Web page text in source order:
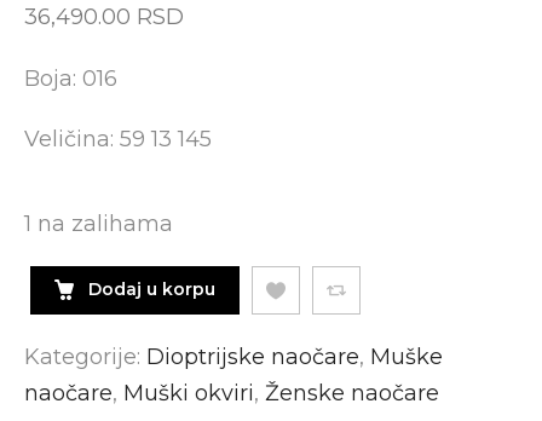
36,490.00 RSD
Boja: 016
Veličina: 59 13 145
1 na zalihama
Dodaj u korpu
Kategorije: Dioptrijske naočare, Muške
naočare, Muški okviri, Ženske naočare